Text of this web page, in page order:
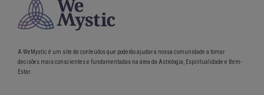
A WeMystic é um site de conteúdos que poderão ajudar a nossa comunidade a tomar
decisões mais conscientes e fundamentadas na área da Astrologia, Espiritualidade e Bem-
Estar.